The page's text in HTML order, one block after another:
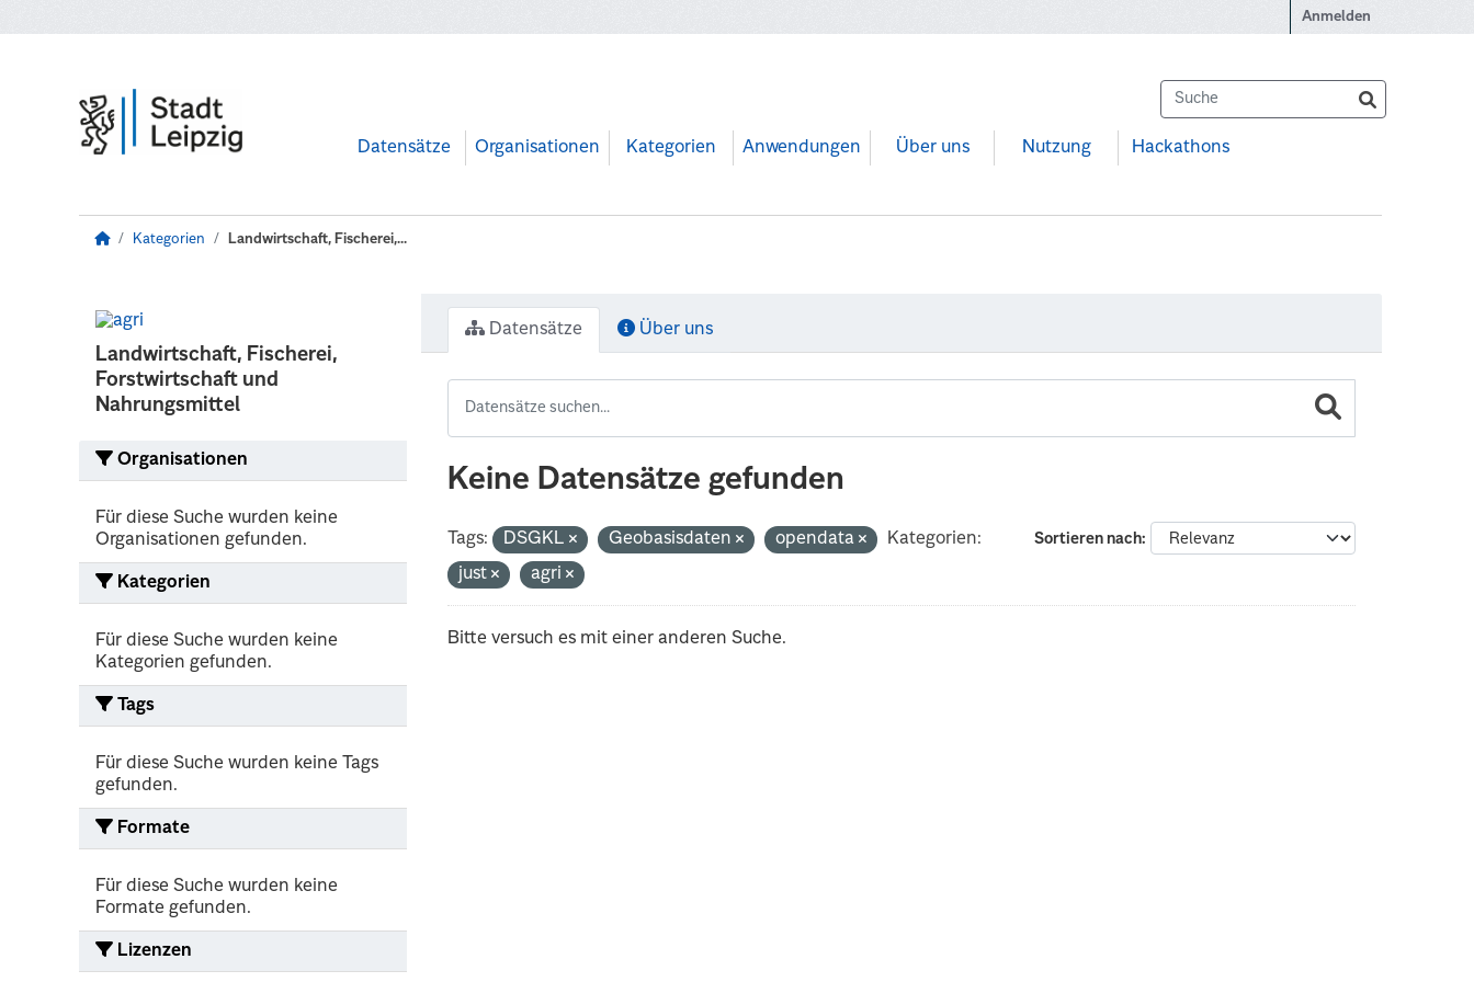
Anmelden
Datensätze Organisationen Kategorien Anwendungen Über uns Nutzung Hackathons
Kategorien Landwirtschaft, Fischerei,...
Landwirtschaft, Fischerei,
Forstwirtschaft und
Nahrungsmittel
Organisationen
Für diese Suche wurden keine
Organisationen gefunden.
Kategorien
Für diese Suche wurden keine
Kategorien gefunden.
Tags
Für diese Suche wurden keine Tags
gefunden.
Formate
Für diese Suche wurden keine
Formate gefunden.
Lizenzen
Datensätze Über uns
Keine Datensätze gefunden
Sortieren nach
Tags: DSGKL Geobasisdaten opendata
Kategorien:
just
agri
Bitte versuch es mit einer anderen Suche.